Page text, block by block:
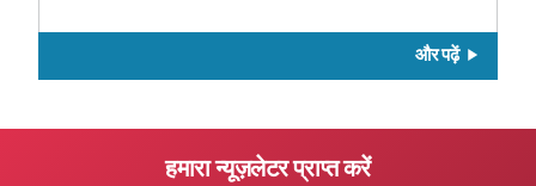
और पढ़ें
हमारा न्यूज़लेटर प्राप्त करें